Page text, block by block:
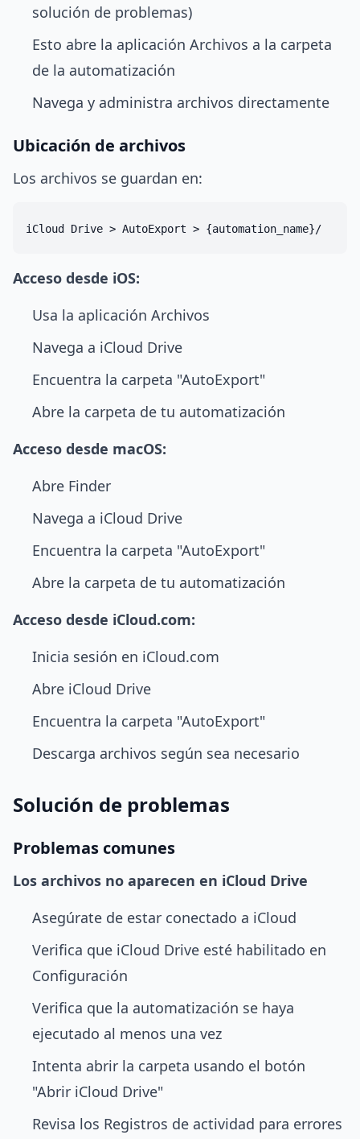
solución de problemas)
Esto abre la aplicación Archivos a la carpeta
de la automatización
Navega y administra archivos directamente
Ubicación de archivos
Los archivos se guardan en:
Acceso desde iOS:
Usa la aplicación Archivos
Navega a iCloud Drive
Encuentra la carpeta "AutoExport"
Abre la carpeta de tu automatización
Acceso desde macOS:
Abre Finder
Navega a iCloud Drive
Encuentra la carpeta "AutoExport"
Abre la carpeta de tu automatización
Acceso desde iCloud.com:
Inicia sesión en iCloud.com
Abre iCloud Drive
Encuentra la carpeta "AutoExport"
Descarga archivos según sea necesario
Solución de problemas
Problemas comunes
Los archivos no aparecen en iCloud Drive
Asegúrate de estar conectado a iCloud
Verifica que iCloud Drive esté habilitado en
Configuración
Verifica que la automatización se haya
ejecutado al menos una vez
Intenta abrir la carpeta usando el botón
"Abrir iCloud Drive"
Revisa los Registros de actividad para errores